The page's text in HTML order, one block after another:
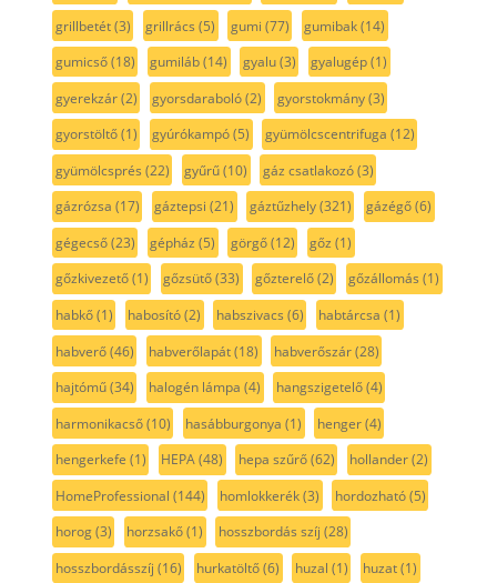
grillbetét(3) grillrács (5) gumi (77) gumibak(14)
gumicső(18) gumiláb(14) gyalu(3) gyalugép(1)
gyerekzár(2) gyorsdaraboló(2) gyorstokmány(3)
gyorstöltő(1) gyúrókampó(5) gyümölcscentrifuga (12)
gyümölcsprés (22) gyűrű(10) gáz csatlakozó(3)
gázrózsa (17) gáztepsi (21) gáztűzhely(321) gázégő(6)
gégecső(23) gépház (5) görgő(12) gőz (1)
gőzkivezető(1) gőzsütő(33) gőzterelő(2) gőzállomás (1)
habkő(1) habosító(2) habszivacs (6) habtárcsa (1)
habverő(46) habverőlapát(18) habverőszár(28)
hajtómű(34) halogén lámpa (4) hangszigetelő(4)
harmonikacső(10) hasábburgonya (1) henger(4)
hengerkefe (1) HEPA(48) hepa szűrő(62) hollander(2)
HomeProfessional (144) homlokkerék(3) hordozható(5)
horog(3) horzsakő(1) hosszbordás szíj (28)
hosszbordásszíj (16) hurkatöltő(6) huzal (1) huzat(1)